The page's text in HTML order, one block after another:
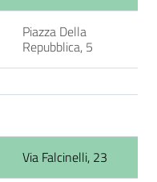
Piazza Della
Repubblica, 5
Via Falcinelli, 23